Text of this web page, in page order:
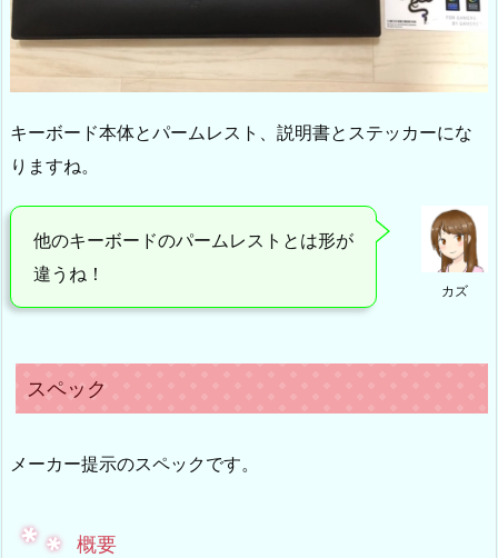
キーボード本体とパームレスト、説明書とステッカーにな
りますね。
カズ
他のキーボードのパームレストとは形が
違うね！
スペック
メーカー提示のスペックです。
概要